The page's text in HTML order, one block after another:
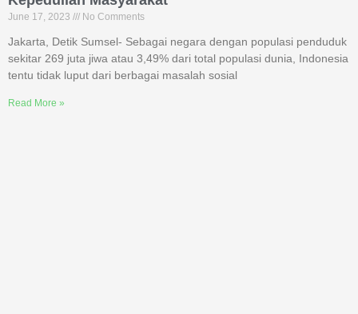
June 17, 2023 No Comments
Jakarta, Detik Sumsel- Sebagai negara dengan populasi penduduk
sekitar 269 juta jiwa atau 3,49% dari total populasi dunia, Indonesia
tentu tidak luput dari berbagai masalah sosial
Read More »